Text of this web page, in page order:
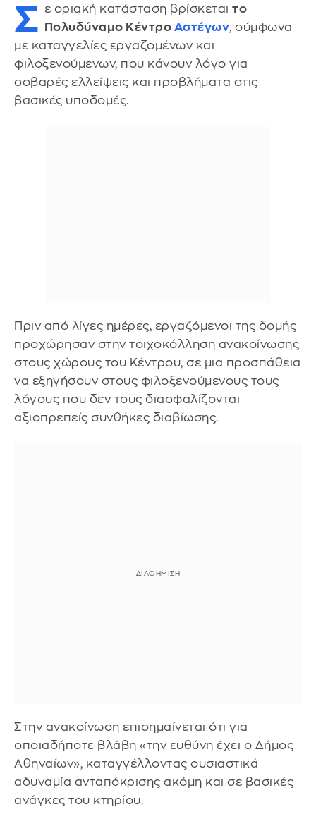
Σ ε οριακή κατάσταση βρίσκεται το
Πολυδύναμο Κέντρο Αστέγων, σύμφωνα
με καταγγελίες εργαζομένων και
φιλοξενούμενων, που κάνουν λόγο για
σοβαρές ελλείψεις και προβλήματα στις
βασικές υποδομές.
Πριν από λίγες ημέρες, εργαζόμενοι της δομής
προχώρησαν στην τοιχοκόλληση ανακοίνωσης
στους χώρους του Κέντρου, σε μια προσπάθεια
να εξηγήσουν στους φιλοξενούμενους τους
λόγους που δεν τους διασφαλίζονται
αξιοπρεπείς συνθήκες διαβίωσης.
Στην ανακοίνωση επισημαίνεται ότι για
οποιαδήποτε βλάβη «την ευθύνη έχει ο Δήμος
Αθηναίων», καταγγέλλοντας ουσιαστικά
αδυναμία ανταπόκρισης ακόμη και σε βασικές
ανάγκες του κτηρίου.